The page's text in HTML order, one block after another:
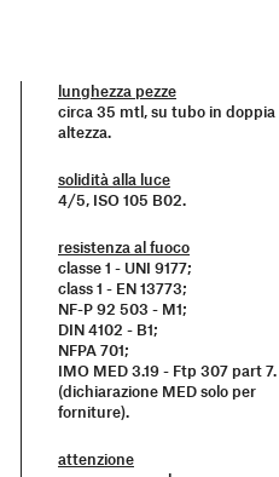
lunghezza pezze
circa 35 mtl, su tubo in doppia
altezza.
solidità alla luce
4/5, ISO 105 B02.
resistenza al fuoco
classe 1 - UNI 9177;
class 1 - EN 13773;
NF-P 92 503 - M1;
DIN 4102 - B1;
NFPA 701;
IMO MED 3.19 - Ftp 307 part 7.
(dichiarazione MED solo per
forniture).
attenzione